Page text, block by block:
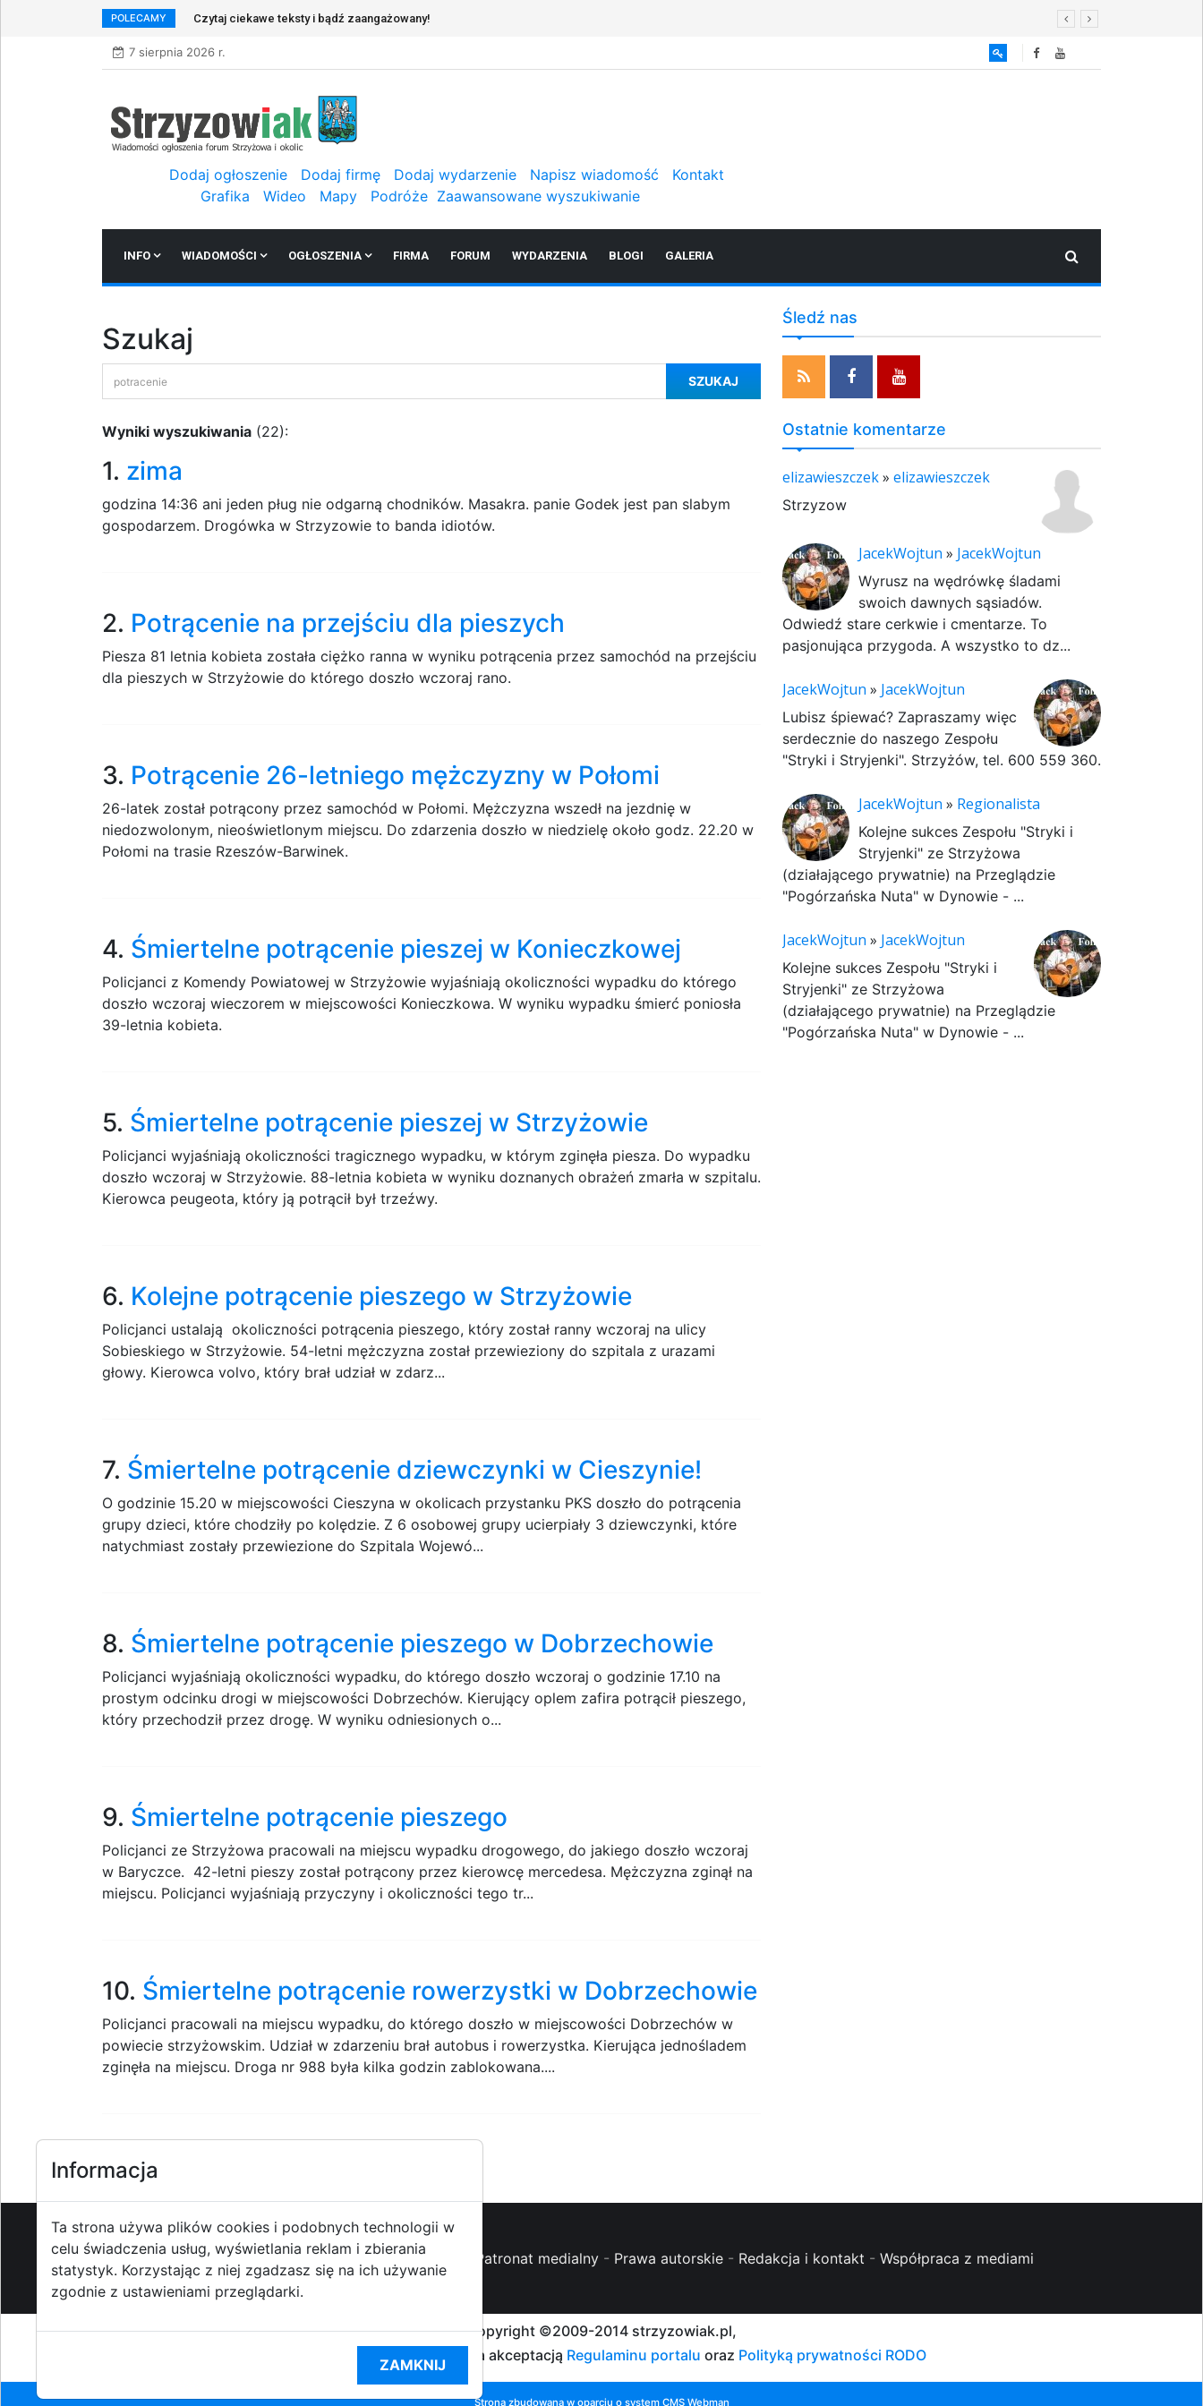
POLECAMY Czytaj ciekawe teksty i bądź zaangażowany!
7 sierpnia 2026 r.
Dodaj ogłoszenie Dodaj firmę Dodaj wydarzenie Napisz wiadomość
Kontakt
Grafika
Wideo Mapy Podróże Zaawansowane wyszukiwanie
INFO WIADOMOŚCI OGŁOSZENIA FIRMA FORUM WYDARZENIA BLOGI GALERIA
Szukaj
SZUKAJ
Wyniki wyszukiwania (22):
1. zima
godzina 14:36 ani jeden pług nie odgarną chodników. Masakra. panie Godek jest pan slabym
gospodarzem. Drogówka w Strzyzowie to banda idiotów.
2. Potrącenie na przejściu dla pieszych
Piesza 81 letnia kobieta została ciężko ranna w wyniku potrącenia przez samochód na przejściu
dla pieszych w Strzyżowie do którego doszło wczoraj rano.
3. Potrącenie 26-letniego mężczyzny w Połomi
26-latek został potrącony przez samochód w Połomi. Mężczyzna wszedł na jezdnię w
niedozwolonym, nieoświetlonym miejscu. Do zdarzenia doszło w niedzielę około godz. 22.20 w
Połomi na trasie Rzeszów-Barwinek.
4. Śmiertelne potrącenie pieszej w Konieczkowej
Policjanci z Komendy Powiatowej w Strzyżowie wyjaśniają okoliczności wypadku do którego
doszło wczoraj wieczorem w miejscowości Konieczkowa. W wyniku wypadku śmierć poniosła
39-letnia kobieta.
5. Śmiertelne potrącenie pieszej w Strzyżowie
Policjanci wyjaśniają okoliczności tragicznego wypadku, w którym zginęła piesza. Do wypadku
doszło wczoraj w Strzyżowie. 88-letnia kobieta w wyniku doznanych obrażeń zmarła w szpitalu.
Kierowca peugeota, który ją potrącił był trzeźwy.
6. Kolejne potrącenie pieszego w Strzyżowie
Policjanci ustalają okoliczności potrącenia pieszego, który został ranny wczoraj na ulicy
Sobieskiego w Strzyżowie. 54-letni mężczyzna został przewieziony do szpitala z urazami
głowy. Kierowca volvo, który brał udział w zdarz...
7. Śmiertelne potrącenie dziewczynki w Cieszynie!
O godzinie 15.20 w miejscowości Cieszyna w okolicach przystanku PKS doszło do potrącenia
grupy dzieci, które chodziły po kolędzie. Z 6 osobowej grupy ucierpiały 3 dziewczynki, które
natychmiast zostały przewiezione do Szpitala Wojewó...
8. Śmiertelne potrącenie pieszego w Dobrzechowie
Policjanci wyjaśniają okoliczności wypadku, do którego doszło wczoraj o godzinie 17.10 na
prostym odcinku drogi w miejscowości Dobrzechów. Kierujący oplem zafira potrącił pieszego,
który przechodził przez drogę. W wyniku odniesionych o...
9. Śmiertelne potrącenie pieszego
Policjanci ze Strzyżowa pracowali na miejscu wypadku drogowego, do jakiego doszło wczoraj
w Baryczce. 42-letni pieszy został potrącony przez kierowcę mercedesa. Mężczyzna zginął na
miejscu. Policjanci wyjaśniają przyczyny i okoliczności tego tr...
10. Śmiertelne potrącenie rowerzystki w Dobrzechowie
Policjanci pracowali na miejscu wypadku, do którego doszło w miejscowości Dobrzechów w
powiecie strzyżowskim. Udział w zdarzeniu brał autobus i rowerzystka. Kierująca jednośladem
zginęła na miejscu. Droga nr 988 była kilka godzin zablokowana....
1 2
Śledź nas
Ostatnie komentarze
elizawieszczek» elizawieszczek
Strzyzow
JacekWojtun » JacekWojtun
Wyrusz na wędrówkę śladami
swoich dawnych sąsiadów.
Odwiedź stare cerkwie i cmentarze. To
pasjonująca przygoda. A wszystko to dz...
JacekWojtun » JacekWojtun
Lubisz śpiewać? Zapraszamy więc
serdecznie do naszego Zespołu
"Stryki i Stryjenki". Strzyżów, tel. 600 559 360.
JacekWojtun » Regionalista
Kolejne sukces Zespołu "Stryki i
Stryjenki" ze Strzyżowa
(działającego prywatnie) na Przeglądzie
"Pogórzańska Nuta" w Dynowie - ...
JacekWojtun » JacekWojtun
Kolejne sukces Zespołu "Stryki i
Stryjenki" ze Strzyżowa
(działającego prywatnie) na Przeglądzie
"Pogórzańska Nuta" w Dynowie - ...
O strzyzowiak.pl-Reklama -Pomoc (FAQ) Patronat medialny - Prawa autorskie - Redakcja i kontakt - Współpraca z mediami
Copyright ©2009-2014 strzyzowiak.pl,
Korzystanie z Portalu oznacza akceptacją Regulaminu portalu oraz Polityką prywatności RODO
Strona zbudowana w oparciu o system CMS Webman
Informacja
Ta strona używa plików cookies i podobnych technologii w
celu świadczenia usług, wyświetlania reklam i zbierania
statystyk. Korzystając z niej zgadzasz się na ich używanie
zgodnie z ustawieniami przeglądarki.
ZAMKNIJ